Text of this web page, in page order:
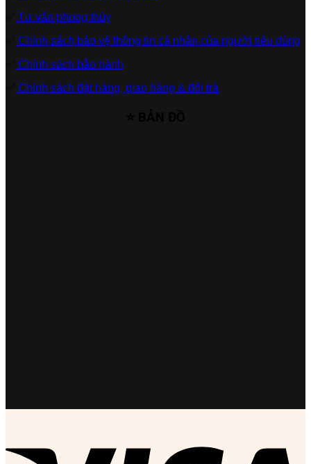
Tư vấn phong thủy
Chính sách bảo vệ thông tin cá nhân của người tiêu dùng
Chính sách bảo hành
Chính sách đặt hàng, giao hàng & đổi trả